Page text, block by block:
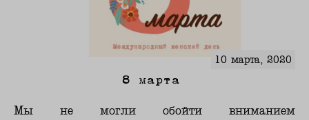
10 марта, 2020
8 марта
Мы не могли обойти вниманием